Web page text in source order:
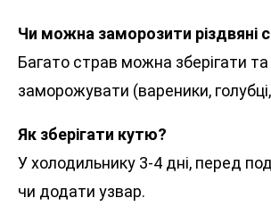
Чи можна заморозити різдвяні
Багато страв можна зберігати та
заморожувати (вареники, голубці,
Як зберігати кутю?
У холодильнику 3-4 дні, перед
чи додати узвар.